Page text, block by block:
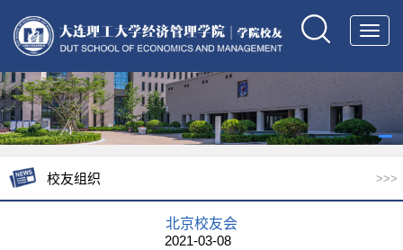
校友组织 >>>
北京校友会
2021-03-08